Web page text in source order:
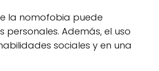
la nomofobia puede
Además, el uso
sociales y en una